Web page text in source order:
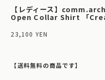
【レディース】
Open Collar Shirt 「
23,100 YEN
【送料無料の商品です】